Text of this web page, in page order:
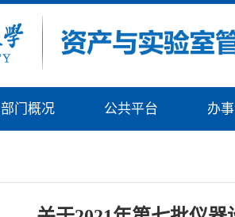
部门概况 公共平台 办